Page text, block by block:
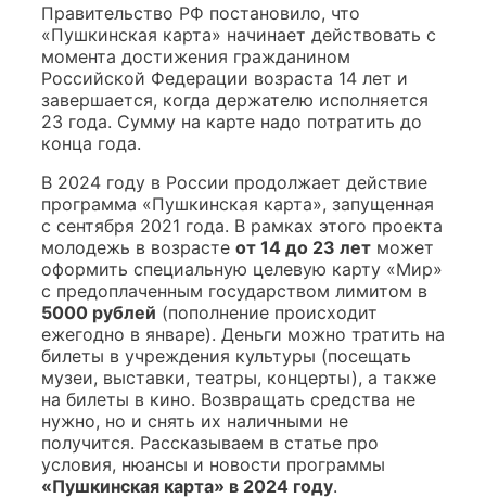
Правительство РФ постановило, что
«Пушкинская карта» начинает действовать с
момента достижения гражданином
Российской Федерации возраста 14 лет и
завершается, когда держателю исполняется
23 года. Сумму на карте надо потратить до
конца года.
В 2024 году в России продолжает действие
программа «Пушкинская карта», запущенная
с сентября 2021 года. В рамках этого проекта
молодежь в возрасте от 14 до 23 лет может
оформить специальную целевую карту «Мир»
с предоплаченным государством лимитом в
5000 рублей (пополнение происходит
ежегодно в январе). Деньги можно тратить на
билеты в учреждения культуры (посещать
музеи, выставки, театры, концерты), а также
на билеты в кино. Возвращать средства не
нужно, но и снять их наличными не
получится. Рассказываем в статье про
условия, нюансы и новости программы
«Пушкинская карта» в 2024 году.